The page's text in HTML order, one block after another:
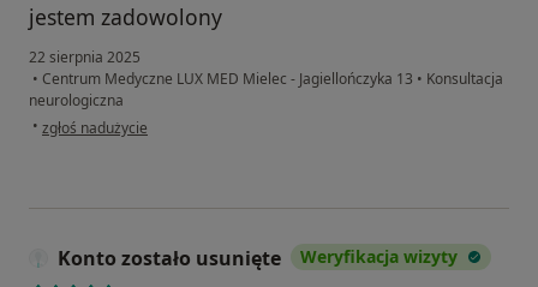
jestem zadowolony
22 sierpnia 2025
• Centrum Medyczne LUX MED Mielec - Jagiellończyka 13 • Konsultacja
neurologiczna
• w opinii użytkownika Edi
zgłoś nadużycie
Konto zostało usunięte Weryfikacja wizyty